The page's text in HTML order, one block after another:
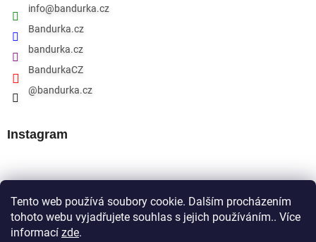
Tento web používá soubory cookie. Dalším procházením
tohoto webu vyjadřujete souhlas s jejich používáním.. Více
informací zde.
info@bandurka.cz
Bandurka.cz
bandurka.cz
BandurkaCZ
@bandurka.cz
Instagram